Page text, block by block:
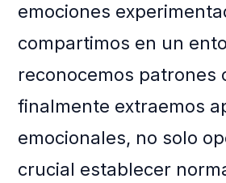
emociones
compartimos en un
reconocemos patrones
finalmente extraemos
emocionales, no solo
crucial establecer